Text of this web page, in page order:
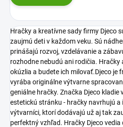
Hračky a kreatívne sady firmy Djeco
zaujmú deti v každom veku. Sú
prinášajú rozvoj, vzdelávanie a
rozhodne nebudú ani rodičia. Hračky
okúzlia a budete ich milovať.Djeco je
vyrába originálne výtvarne
geniálne hračky. Značka Djeco
estetickú stránku - hračky navrhujú
výtvarníci, ktorí dodávajú už aj tak
perfektný vzhľad. Hračky Djeco